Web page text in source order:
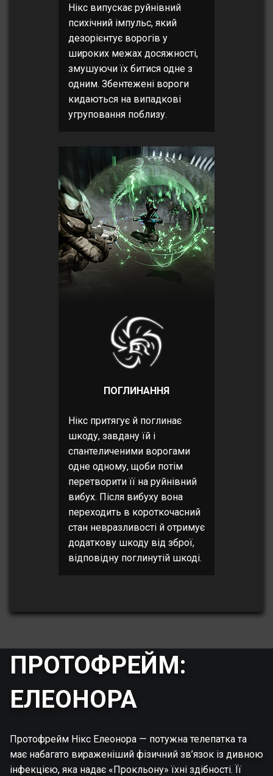
Нікс випускає руйнівний
психічний імпульс, який
дезорієнтує ворогів у
широких межах досяжності,
змушуючи їх битися одне з
одним. Збентежені вороги
кидаються на випадкові
угруповання поблизу.
ПОГЛИНАННЯ
Нікс притягує й поглинає
шкоду, завдану їй і
спантеличеними ворогами
одне одному, щоби потім
перетворити її на руйнівний
вибух. Після вибуху вона
переходить в короткочасний
стан невразливості й отримує
додаткову шкоду від зброї,
відповідну поглинутій шкоді.
ПРОТОФРЕЙМ:
ЕЛЕОНОРА
Протофрейм Нікс Елеонора — потужна телепатка та
має набагато вираженіший фізичний зв’язок із дивною
інфекцією, яка надає «Прокльону» їхні здібності. Її